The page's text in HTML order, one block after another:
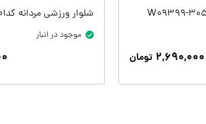
۲,۶۹۰,۰۰۰ تومان
شلوار ورزشی مردانه کدM09407-001
موجود در انبار